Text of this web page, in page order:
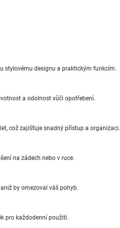
stylovému designu a praktickým funkcím.
a odolnost vůči opotřebení.
což zajišťuje snadný přístup a organizaci.
na zádech nebo v ruce.
by omezoval váš pohyb.
pro každodenní použití.